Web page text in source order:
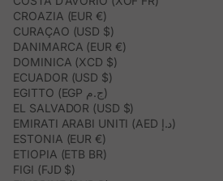
CROAZIA (EUR €)
CURAÇAO (USD $)
DANIMARCA (EUR €)
DOMINICA (XCD $)
ECUADOR (USD $)
EGITTO (EGP ج.م)
EL SALVADOR (USD $)
EMIRATI ARABI UNITI (AED د.إ)
ESTONIA (EUR €)
ETIOPIA (ETB BR)
FIGI (FJD $)